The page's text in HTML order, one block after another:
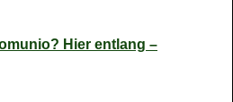
Hier entlang –